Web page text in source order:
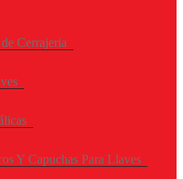
Cerrajeria
Y Capuchas Para Llaves